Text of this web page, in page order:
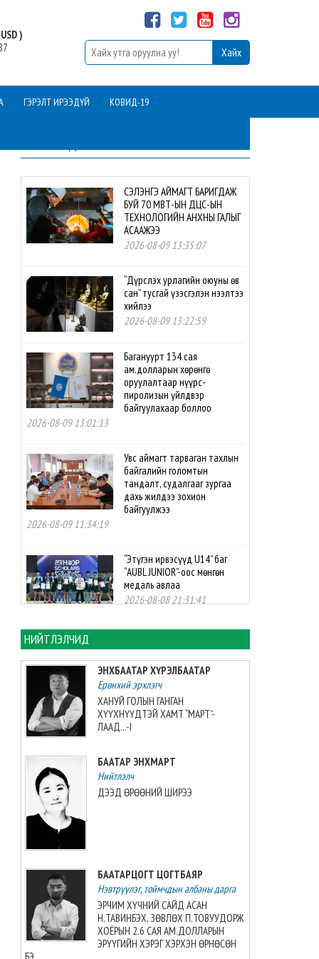
)
ГЭРЭЛТ ИРЭЭДҮЙ КОВИД-19
СЭЛЭНГЭ АЙМАГТ БАРИГДАЖ
БУЙ 70 МВТ-ЫН ДЦС-ЫН
ТЕХНОЛОГИЙН АНХНЫ ГАЛЫГ
АСААЖЭЭ
2026-08-09 13:35:07
“Дүрслэх урлагийн оюуны өв
сан” тусгай үзэсгэлэн нээлтээ
хийлээ
2026-08-09 13:22:59
Багануурт 134 сая
ам.долларын хөрөнгө
оруулалтаар нүүрс-
пиролизын үйлдвэр
байгуулахаар боллоо
2026-08-09 13:01:13
Увс аймагт тарваган тахлын
байгалийн голомтын
тандалт, судалгааг зургаа
дахь жилдээ зохион
байгуулжээ
2026-08-09 11:34:19
“Этүгэн ирвэсүүд U14” баг
“AUBL JUNIOR”-оос мөнгөн
медаль авлаа
2026-08-08 21:31:41
3:2-оор Японы багт
хожигдлоо
2026-08-08 21:09:03
Г.Хонгорзул хүндийн
өргөлтийн Азийн аваргын VI
“Айчи-Гакүин” их сургуулийн
профессор Н.Нацүмэг хүлээн
Солонгосын баг 24 алтан
медалиар тэргүүлж явна
2026-08-08 07:20:00
Б.Ачбадрах, Э.Ариунтунгалаг
НИЙТЛЭЛЧИД
ЭНХБААТАР ХҮРЭЛБААТАР
Ерөнхий эрхлэгч
ХАНУЙ ГОЛЫН ГАНГАН
ХҮҮХНҮҮДТЭЙ ХАМТ “МАРТ”-
ЛААД...-I
БААТАР ЭНХМАРТ
Нийтлэлч
ДЭЭД ӨРӨӨНИЙ ШИРЭЭ
БААТАРЦОГТ ЦОГТБАЯР
Нэвтрүүлэг, тоймчдын албаны дарга
ЭРЧИМ ХҮЧНИЙ САЙД АСАН
Н.ТАВИНБЭХ, ЗӨВЛӨХ П.ТОВУУДОРЖ
ХОЁРЫН 2.6 САЯ АМ.ДОЛЛАРЫН
ЭРҮҮГИЙН ХЭРЭГ ХЭРХЭН ӨРНӨСӨН